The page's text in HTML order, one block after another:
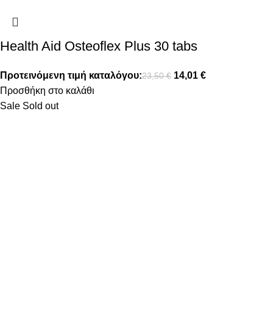
Health Aid Osteoflex Plus 30 tabs
Προτεινόμενη τιμή καταλόγου:23,50€ 14,01 €
Προσθήκη στο καλάθι
Sale Sold out